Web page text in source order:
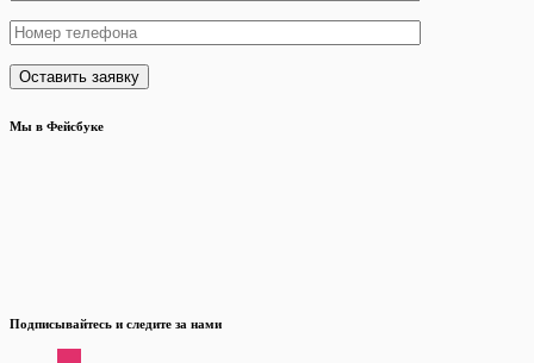
Мы в Фейсбуке
Подписывайтесь и следите за нами